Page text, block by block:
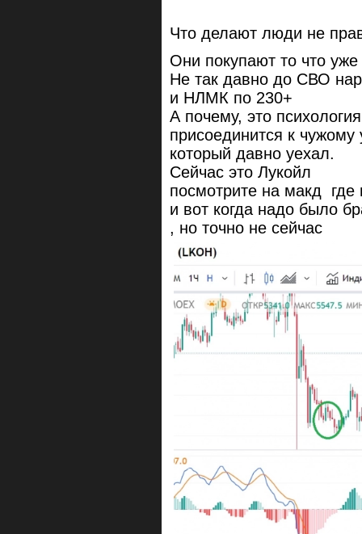
Что делают люди не
Они покупают то что
Не так давно до СВО
и НЛМК по 230+
А почему, это
присоединится к чужому
который давно уехал.
Сейчас это Лукойл
посмотрите на макд где
и вот когда надо было
, но точно не сейчас